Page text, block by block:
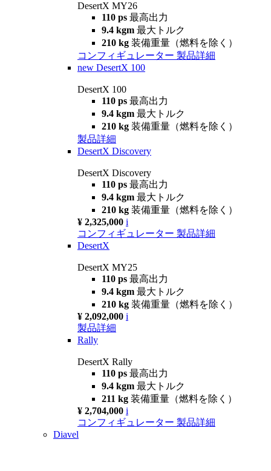
DesertX MY26
110 ps 最高出力
9.4 kgm 最大トルク
210 kg 装備重量（燃料を除く）
コンフィギュレーター 製品詳細
new DesertX 100
DesertX 100
110 ps 最高出力
9.4 kgm 最大トルク
210 kg 装備重量（燃料を除く）
製品詳細
DesertX Discovery
DesertX Discovery
110 ps 最高出力
9.4 kgm 最大トルク
210 kg 装備重量（燃料を除く）
¥ 2,325,000 i
コンフィギュレーター 製品詳細
DesertX
DesertX MY25
110 ps 最高出力
9.4 kgm 最大トルク
210 kg 装備重量（燃料を除く）
¥ 2,092,000 i
製品詳細
Rally
DesertX Rally
110 ps 最高出力
9.4 kgm 最大トルク
211 kg 装備重量（燃料を除く）
¥ 2,704,000 i
コンフィギュレーター 製品詳細
Diavel